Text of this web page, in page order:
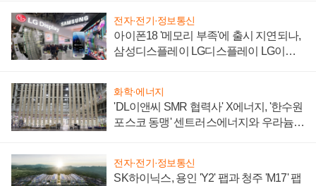
전자·전기·정보통신
아이폰18 '메모리 부족'에 출시 지연되나,
삼성디스플레이 LG디스플레이 LG이노
화학·에너지
'DL이앤씨 SMR 협력사' X에너지, '한수원
포스코 동맹' 센트러스에너지와 우라늄
전자·전기·정보통신
SK하이닉스, 용인 'Y2' 팹과 청주 'M17' 팹